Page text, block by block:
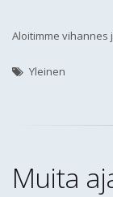
Aloitimme
Yleinen
Muita